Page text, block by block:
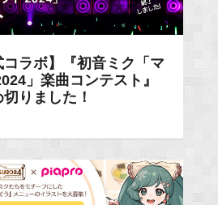
コラボ】『初音ミク「マ
」楽曲コンテスト』
りました！